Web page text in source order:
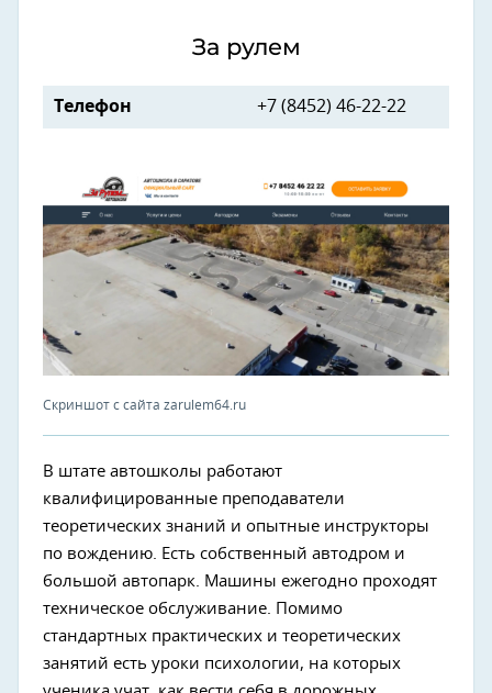
За рулем
Телефон +7 (8452) 46-22-22
Скриншот с сайта zarulem64.ru
В штате автошколы работают
квалифицированные преподаватели
теоретических знаний и опытные инструкторы
по вождению. Есть собственный автодром и
большой автопарк. Машины ежегодно проходят
техническое обслуживание. Помимо
стандартных практических и теоретических
занятий есть уроки психологии, на которых